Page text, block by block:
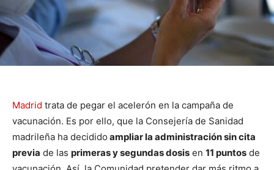
Madrid trata de pegar el acelerón en la campaña de
vacunación. Es por ello, que la Consejería de Sanidad
madrileña ha decidido ampliar la administración sin cita
previa de las primeras y segundas dosis en 11 puntos de